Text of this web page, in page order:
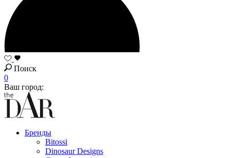
Поиск
0
Ваш город:
Бренды
Bitossi
Dinosaur Designs